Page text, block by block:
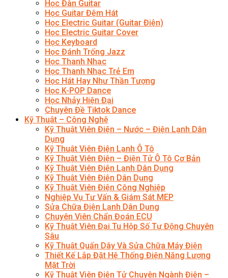
Học Đàn Guitar
Học Guitar Đệm Hát
Học Electric Guitar (Guitar Điện)
Học Electric Guitar Cover
Học Keyboard
Học Đánh Trống Jazz
Học Thanh Nhạc
Học Thanh Nhạc Trẻ Em
Học Hát Hay Như Thần Tượng
Học K-POP Dance
Học Nhảy Hiện Đại
Chuyên Đề Tiktok Dance
Kỹ Thuật – Công Nghệ
Kỹ Thuật Viên Điện – Nước – Điện Lạnh Dân
Dụng
Kỹ Thuật Viên Điện Lạnh Ô Tô
Kỹ Thuật Viên Điện – Điện Tử Ô Tô Cơ Bản
Kỹ Thuật Viên Điện Lạnh Dân Dụng
Kỹ Thuật Viên Điện Dân Dụng
Kỹ Thuật Viên Điện Công Nghiệp
Nghiệp Vụ Tư Vấn & Giám Sát MEP
Sửa Chữa Điện Lạnh Dân Dụng
Chuyên Viên Chẩn Đoán ECU
Kỹ Thuật Viên Đại Tu Hộp Số Tự Động Chuyên
Sâu
Kỹ Thuật Quấn Dây Và Sửa Chữa Máy Điện
Thiết Kế Lắp Đặt Hệ Thống Điện Năng Lượng
Mặt Trời
Kỹ Thuật Viên Điện Tử Chuyên Ngành Điện –